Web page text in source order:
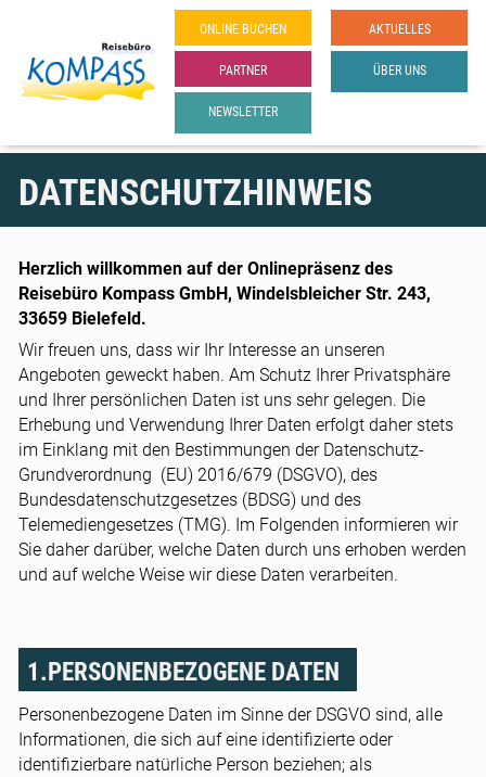
ONLINE­ BUCHEN AKTUELLES
PARTNER ÜBER UNS
NEWSLETTER
DATENSCHUTZHINWEIS
Herzlich willkommen auf der Onlinepräsenz des
Reisebüro Kompass GmbH, Windelsbleicher Str. 243,
33659 Bielefeld.
Wir freuen uns, dass wir Ihr Interesse an unseren
Angeboten geweckt haben. Am Schutz Ihrer Privatsphäre
und Ihrer persönlichen Daten ist uns sehr gelegen. Die
Erhebung und Verwendung Ihrer Daten erfolgt daher stets
im Einklang mit den Bestimmungen der Datenschutz-
Grundverordnung (EU) 2016/679 (DSGVO), des
Bundesdatenschutzgesetzes (BDSG) und des
Telemediengesetzes (TMG). Im Folgenden informieren wir
Sie daher darüber, welche Daten durch uns erhoben werden
und auf welche Weise wir diese Daten verarbeiten.
1.PERSONENBEZOGENE DATEN
Personenbezogene Daten im Sinne der DSGVO sind, alle
Informationen, die sich auf eine identifizierte oder
identifizierbare natürliche Person beziehen; als